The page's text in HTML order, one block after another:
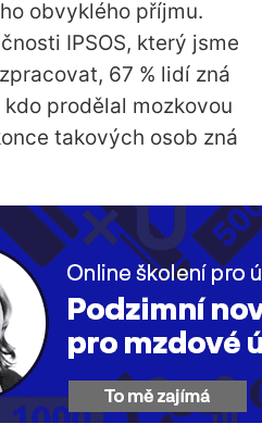
obvyklého příjmu.
IPSOS, který jsme
67 % lidí zná
prodělal mozkovou
takových osob zná